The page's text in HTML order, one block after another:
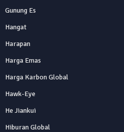
Gunung Es
Hangat
Harapan
Harga Emas
Harga Karbon Global
Hawk-Eye
He Jiankui
Hiburan Global